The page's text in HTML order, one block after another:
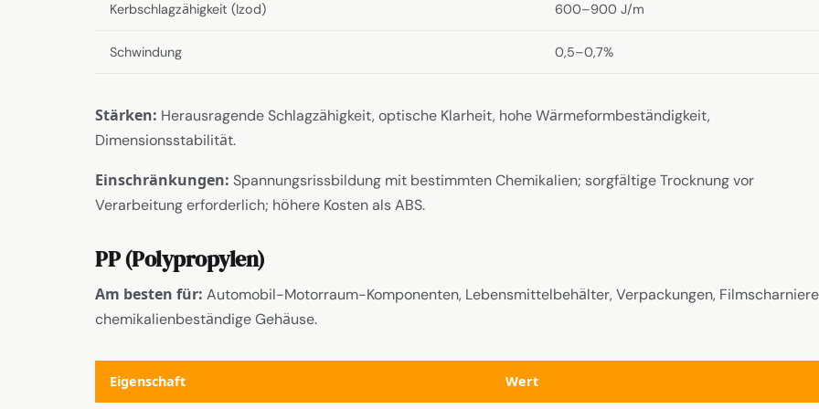
Kerbschlagzähigkeit (Izod) 600–900 J/m
Schwindung 0,5–0,7%
Stärken: Herausragende Schlagzähigkeit, optische Klarheit, hohe Wärmeformbeständigkeit,
Dimensionsstabilität.
Einschränkungen: Spannungsrissbildung mit bestimmten Chemikalien; sorgfältige Trocknung vor
Verarbeitung erforderlich; höhere Kosten als ABS.
PP (Polypropylen)
Am besten für: Automobil-Motorraum-Komponenten, Lebensmittelbehälter, Verpackungen,
chemikalienbeständige Gehäuse.
Eigenschaft Wert